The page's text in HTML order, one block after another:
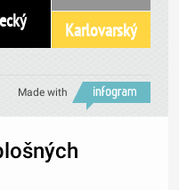
Karlovarský
Made with